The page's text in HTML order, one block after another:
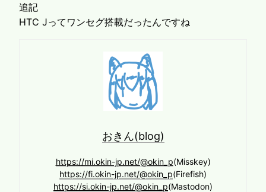
追記
HTC Jってワンセグ搭載だったんですね
おきん(blog)
https://mi.okin-jp.net/@okin_p(Misskey)
https://fi.okin-jp.net/@okin_p(Firefish)
https://si.okin-jp.net/@okin_p(Mastodon)